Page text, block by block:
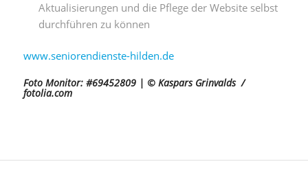
Aktualisierungen und die Pflege der Website selbst
durchführen zu können
www.seniorendienste-hilden.de
Foto Monitor: #69452809 | © Kaspars Grinvalds /
fotolia.com